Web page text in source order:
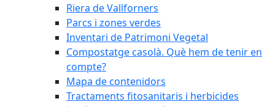
Riera de Vallforners
Parcs i zones verdes
Inventari de Patrimoni Vegetal
Compostatge casolà. Què hem de tenir en
compte?
Mapa de contenidors
Tractaments fitosanitaris i herbicides